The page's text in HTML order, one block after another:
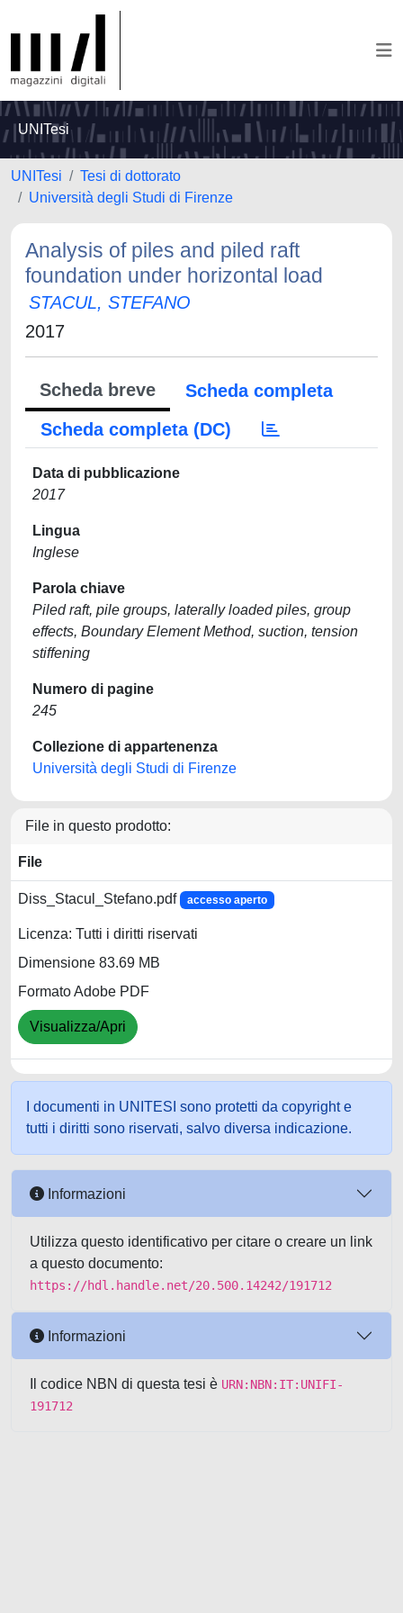
UNITesi
UNITesi
Tesi di dottorato
Università degli Studi di Firenze
Analysis of piles and piled raft
foundation under horizontal load
STACUL, STEFANO
2017
Scheda breve
Scheda completa
Scheda completa (DC)
Data di pubblicazione
2017
Lingua
Inglese
Parola chiave
Piled raft, pile groups, laterally loaded piles, group
effects, Boundary Element Method, suction, tension
stiffening
Numero di pagine
245
Collezione di appartenenza
Università degli Studi di Firenze
File in questo prodotto:
File
Diss_Stacul_Stefano.pdf accesso aperto
Licenza: Tutti i diritti riservati
Dimensione 83.69 MB
Formato Adobe PDF
Visualizza/Apri
I documenti in UNITESI sono protetti da copyright e
tutti i diritti sono riservati, salvo diversa indicazione.
Informazioni
Utilizza questo identificativo per citare o creare un link
a questo documento:
https://hdl.handle.net/20.500.14242/191712
Informazioni
Il codice NBN di questa tesi è URN:NBN:IT:UNIFI-
191712